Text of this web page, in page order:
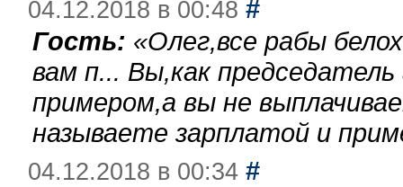
04.12.2018 в 00:48 #
Гость: «Олег,все рабы
вам п... Вы,как
примером,а вы не
называете зарплатой и
04.12.2018 в 00:34 #